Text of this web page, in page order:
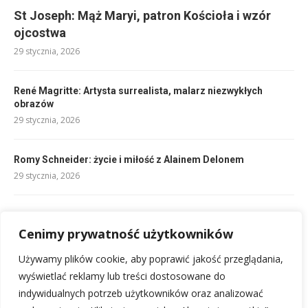
Cenimy prywatność użytkowników
Używamy plików cookie, aby poprawić jakość przeglądania,
wyświetlać reklamy lub treści dostosowane do
indywidualnych potrzeb użytkowników oraz analizować
St Joseph: Mąż Maryi, patron Kościoła i wzór
ojcostwa
29 stycznia, 2026
René Magritte: Artysta surrealista, malarz niezwykłych
obrazów
29 stycznia, 2026
Romy Schneider: życie i miłość z Alainem Delonem
29 stycznia, 2026
29 stycznia, 2026
Raymond Kopa: Piłkarz, górnik, legenda Francuzów
29 stycznia, 2026